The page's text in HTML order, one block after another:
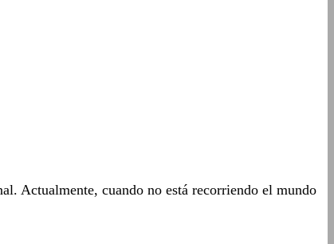
Actualmente, cuando no está recorriendo el mundo